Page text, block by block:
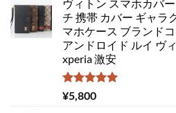
ヴィトン スマホカバ
チ 携帯 カバー ギャラ
マホケース ブランド
アンドロイド ルイ ヴ
xperia 激安
5段階中
5.00
¥5,800